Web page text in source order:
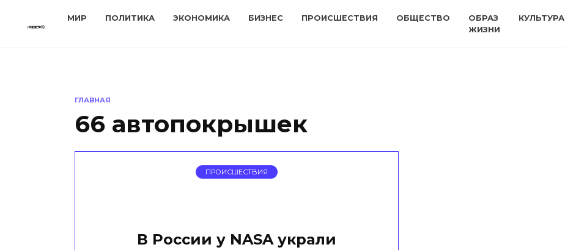
МИР ПОЛИТИКА ЭКОНОМИКА БИЗНЕС ПРОИСШЕСТВИЯ ОБЩЕСТВО
ОБРАЗ
ЖИЗНИ
КУЛЬТУРА
ГЛАВНАЯ
66 автопокрышек
ПРОИСШЕСТВИЯ
В России у NASA украли